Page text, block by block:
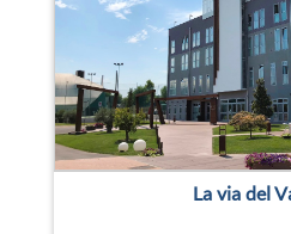
La via del